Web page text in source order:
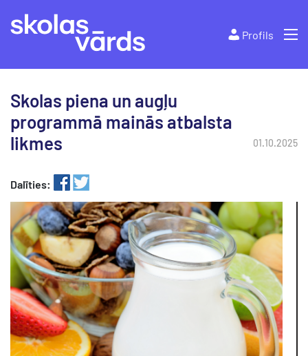
Profils
Skolas piena un augļu
programmā mainās atbalsta
likmes
01.10.2025
Dalīties: